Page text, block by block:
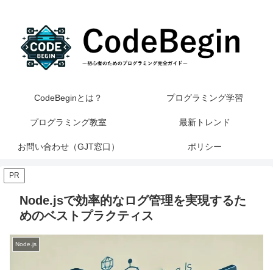
CodeBeginとは？ プログラミング学習
プログラミング教室 最新トレンド
お問い合わせ（GJT窓口） ポリシー
PR
Node.jsで効率的なログ管理を実現するた
めのベストプラクティス
Node.js